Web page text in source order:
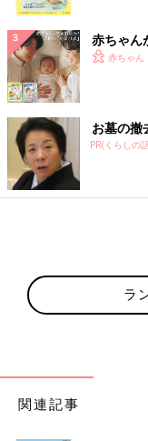
赤ちゃん
赤ちゃん
お墓の撤
PR(くらしの
ラ
関連記事